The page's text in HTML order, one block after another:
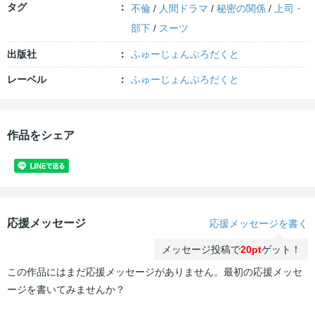
タグ 不倫 / 人間ドラマ /秘密の関係 /
上司・
部下 / スーツ
出版社 ふゅーじょんぷろだくと
レーベル ふゅーじょんぷろだくと
作品をシェア
応援メッセージ 応援メッセージを書く
メッセージ投稿で20ptゲット！
この作品にはまだ応援メッセージがありません。最初の応援メッセ
ージを書いてみませんか？